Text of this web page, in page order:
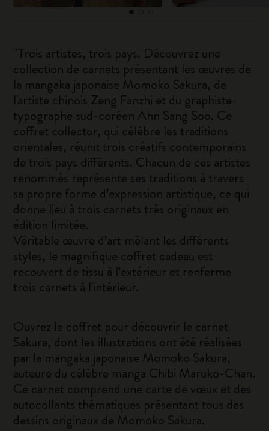
"Trois artistes, trois pays. Découvrez une
collection de carnets présentant les œuvres de
la mangaka japonaise Momoko Sakura, de
l'artiste chinois Zeng Fanzhi et du graphiste-
typographe sud-coréen Ahn Sang Soo. Ce
coffret collector, qui célèbre les traditions
orientales, réunit trois créatifs contemporains
de trois pays différents. Chacun de ces artistes
renommés représente ses traditions à travers
sa propre forme d’expression artistique, ce qui
donne lieu à trois carnets très originaux en
édition limitée.
Véritable œuvre d’art mêlant les différents
styles, le magnifique coffret cadeau est
recouvert de tissu à l’extérieur et renferme
trois carnets à l'intérieur.
Ouvrez le coffret pour découvrir le carnet
Sakura, dont les illustrations ont été réalisées
par la mangaka japonaise Momoko Sakura,
auteure du célèbre manga Chibi Maruko-Chan.
Ce carnet comprend une carte de vœux et des
autocollants thématiques présentant tous des
dessins originaux de Momoko Sakura.